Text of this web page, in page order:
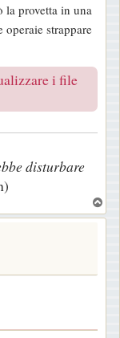
la provetta in una
operaie strappare
i file
disturbare
o